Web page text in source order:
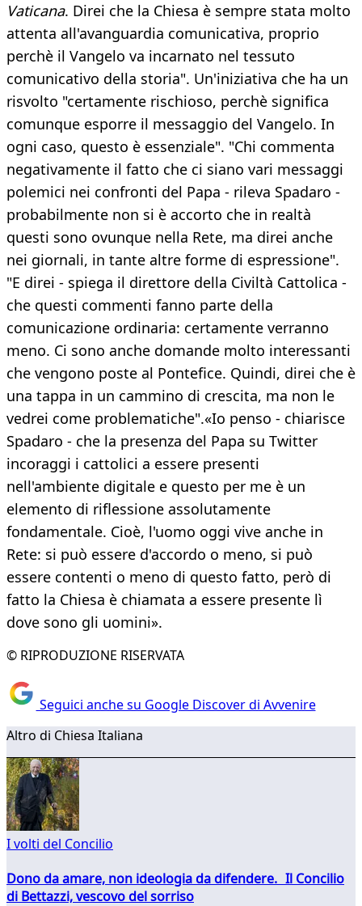
Vaticana. Direi che la Chiesa è sempre stata molto
attenta all'avanguardia comunicativa, proprio
perchè il Vangelo va incarnato nel tessuto
comunicativo della storia". Un'iniziativa che ha un
risvolto "certamente rischioso, perchè significa
comunque esporre il messaggio del Vangelo. In
ogni caso, questo è essenziale". "Chi commenta
negativamente il fatto che ci siano vari messaggi
polemici nei confronti del Papa - rileva Spadaro -
probabilmente non si è accorto che in realtà
questi sono ovunque nella Rete, ma direi anche
nei giornali, in tante altre forme di espressione".
"E direi - spiega il direttore della Civiltà Cattolica -
che questi commenti fanno parte della
comunicazione ordinaria: certamente verranno
meno. Ci sono anche domande molto interessanti
che vengono poste al Pontefice. Quindi, direi che è
una tappa in un cammino di crescita, ma non le
vedrei come problematiche".«Io penso - chiarisce
Spadaro - che la presenza del Papa su Twitter
incoraggi i cattolici a essere presenti
nell'ambiente digitale e questo per me è un
elemento di riflessione assolutamente
fondamentale. Cioè, l'uomo oggi vive anche in
Rete: si può essere d'accordo o meno, si può
essere contenti o meno di questo fatto, però di
fatto la Chiesa è chiamata a essere presente lì
dove sono gli uomini».
© RIPRODUZIONE RISERVATA
Seguici anche su Google Discover di Avvenire
Altro di Chiesa Italiana
I volti del Concilio
Dono da amare, non ideologia da difendere. Il Concilio
di Bettazzi, vescovo del sorriso